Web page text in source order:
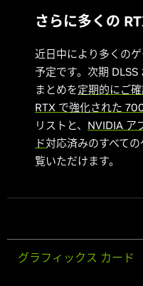
さらに多くの
近日中により多くの
予定です。次期
まとめを定期的にご
RTX で強化された
リストと、 NVIDIA ア
ド対応済みのすべて
覧いただけます。
グラフィックス カード